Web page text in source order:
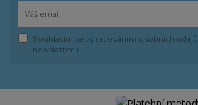
Souhlasím se zpracováním osobních údajů
newsletteru.